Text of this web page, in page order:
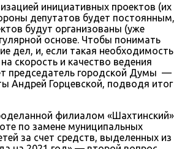
инициативных проектов (их
депутатов будет постоянным,
будут организованы (уже
основе. Чтобы понимать
дел, и, если такая необходимость
скорость и качество ведения
председатель городской Думы —
Андрей Горцевской, подводя итог
филиалом «Шахтинский»
по замене муниципальных
за счет средств, выделенных из